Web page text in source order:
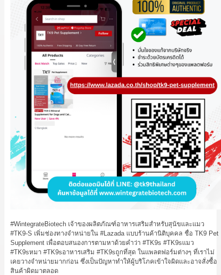
#WintegrateBiotechเจ้าของผลิตภัณฑ์อาหารเสริมสำหรับสุนัขและแมว
#TK9-S เพิ่มช่องทางจำหน่ายใน #Lazadaแบบร้านค้านิติบุคคล ชื่อ TK9 Pet
Supplement เพื่อตอบสนองการตามหาด้วยคำว่า #TK9s #TK9sแมว
#TK9sหมา #TK9sอาหารเสริม #TK9sถูกที่สุดในแพลตฟอร์มต่างๆ ที่เราไม่
เคยวางจำหน่ายมากก่อน ซึ่งเป็นปัญหาทำให้ผู้บริโภคเข้าใจผิดและอาจสั่งซื้อ
สินค้าผิดมาตลอด